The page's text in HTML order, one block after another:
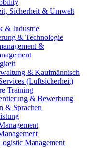
Sicherheit & Umwelt
& Industrie
& Technologie
&
& Kaufmännisch
(Luftsicherheit)
Training
& Bewerbung
& Sprachen
Management